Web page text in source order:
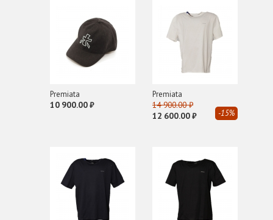
Premiata
10 900.00 ₽
Premiata
14 900.00 ₽
12 600.00 ₽
-15%